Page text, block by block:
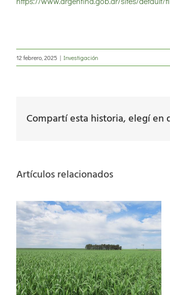
12 febrero, 2025 | Investigación
Compartí esta historia, elegí en
Artículos relacionados
Ganadería 2026: la
tecnología de procesos
como motor para cerrar la
brecha productiv